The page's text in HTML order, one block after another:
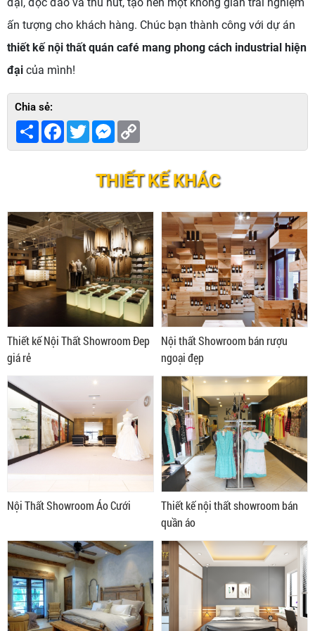
đại, độc đáo và thu hút, tạo nên một không gian trải nghiệm
ấn tượng cho khách hàng. Chúc bạn thành công với dự án
thiết kế nội thất quán café mang phong cách industrial hiện
đại của mình!
Chia sẻ:
Share Facebook
TwitterMessenger
THIẾT KẾ KHÁC
Thiết kế Nội Thất Showroom Đep
giá rẻ
Nội thất Showroom bán rượu
ngoại đẹp
Nội Thất Showroom Áo Cưới
Thiết kế nội thất showroom bán
quần áo